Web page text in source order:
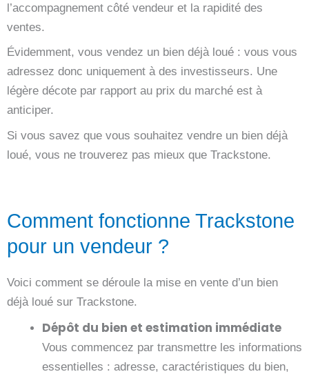
l’accompagnement côté vendeur et la rapidité des
ventes.
Évidemment, vous vendez un bien déjà loué : vous vous
adressez donc uniquement à des investisseurs. Une
légère décote par rapport au prix du marché est à
anticiper.
Si vous savez que vous souhaitez vendre un bien déjà
loué, vous ne trouverez pas mieux que Trackstone.
Comment fonctionne Trackstone
pour un vendeur ?
Voici comment se déroule la mise en vente d’un bien
déjà loué sur Trackstone.
Dépôt du bien et estimation immédiate
Vous commencez par transmettre les informations
essentielles : adresse, caractéristiques du bien,